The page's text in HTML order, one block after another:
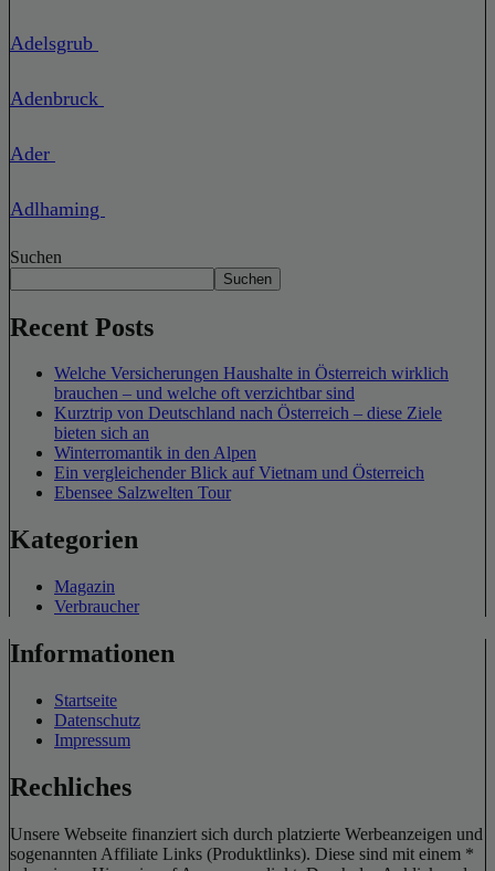
Adelsgrub
Adenbruck
Ader
Adlhaming
Suchen
Suchen
Recent Posts
Welche Versicherungen Haushalte in Österreich wirklich
brauchen – und welche oft verzichtbar sind
Kurztrip von Deutschland nach Österreich – diese Ziele
bieten sich an
Winterromantik in den Alpen
Ein vergleichender Blick auf Vietnam und Österreich
Ebensee Salzwelten Tour
Kategorien
Magazin
Verbraucher
Informationen
Startseite
Datenschutz
Impressum
Rechliches
Unsere Webseite finanziert sich durch platzierte Werbeanzeigen und
sogenannten Affiliate Links (Produktlinks). Diese sind mit einem *